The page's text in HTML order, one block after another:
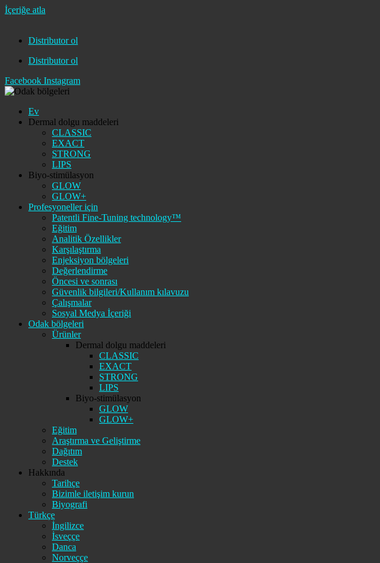
İçeriğe atla
Distributor ol
Distributor ol
Facebook Instagram
Ev
Dermal dolgu maddeleri
CLASSIC
EXACT
STRONG
LIPS
Biyo-stimülasyon
GLOW
GLOW+
Profesyoneller için
Patentli Fine-Tuning technology™
Eğitim
Analitik Özellikler
Karşılaştırma
Enjeksiyon bölgeleri
Değerlendirme
Öncesi ve sonrası
Güvenlik bilgileri/Kullanım kılavuzu
Çalışmalar
Sosyal Medya İçeriği
Odak bölgeleri
Ürünler
Dermal dolgu maddeleri
CLASSIC
EXACT
STRONG
LIPS
Biyo-stimülasyon
GLOW
GLOW+
Eğitim
Araştırma ve Geliştirme
Dağıtım
Destek
Hakkında
Tarihçe
Bizimle iletişim kurun
Biyografi
Türkçe
İngilizce
İsveççe
Danca
Norveççe